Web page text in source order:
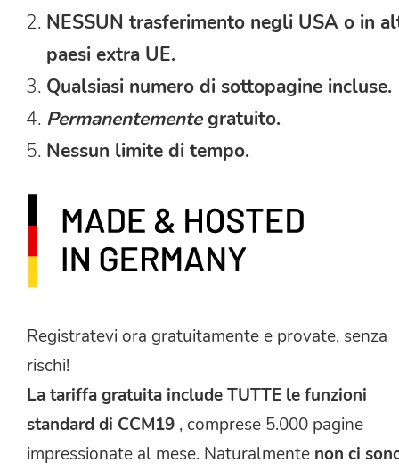
NESSUN trasferimento negli USA o in
paesi extra UE.
Qualsiasi numero di sottopagine incluse.
Permanentementegratuito.
Nessun limite di tempo.
Registratevi ora gratuitamente e provate, senza
rischi!
La tariffa gratuita include TUTTE le funzioni
standard di CCM19 , comprese 5.000 pagine
impressionate al mese. Naturalmente non ci